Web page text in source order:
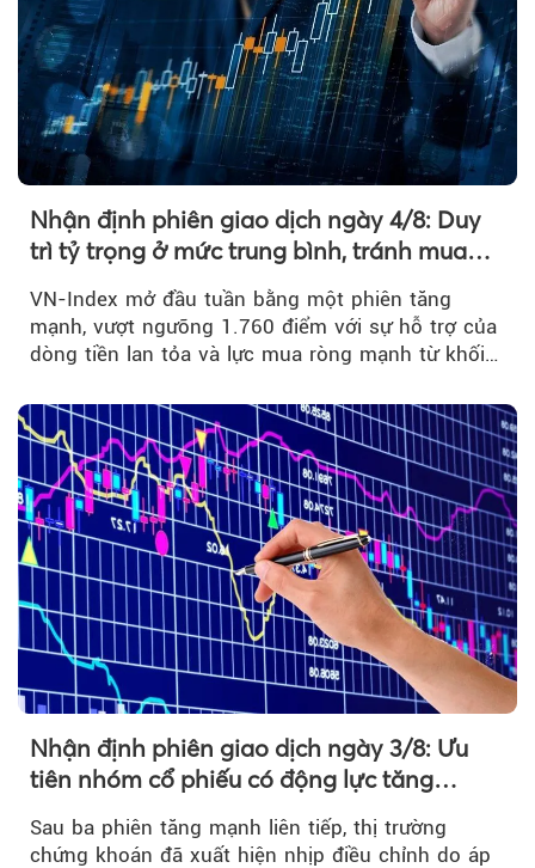
Nhận định phiên giao dịch ngày 4/8: Duy
trì tỷ trọng ở mức trung bình, tránh mua
VN-Index mở đầu tuần bằng một phiên tăng
mạnh, vượt ngưỡng 1.760 điểm với sự hỗ trợ của
dòng tiền lan tỏa và lực mua ròng mạnh từ khối
Nhận định phiên giao dịch ngày 3/8: Ưu
tiên nhóm cổ phiếu có động lực tăng
Sau ba phiên tăng mạnh liên tiếp, thị trường
chứng khoán đã xuất hiện nhịp điều chỉnh do áp